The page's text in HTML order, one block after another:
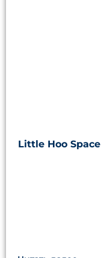
Little Hoo Space